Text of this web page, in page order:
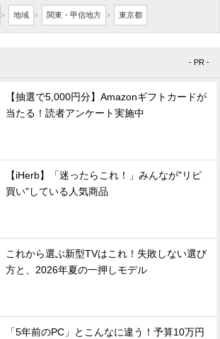
> 地域 > 関東・甲信地方 > 東京都
- PR -
【抽選で5,000円分】Amazonギフトカードが
当たる！読者アンケート実施中
【iHerb】「迷ったらこれ！」みんなが"リピ
買い"している人気商品
これから選ぶ新型TVはこれ！失敗しない選び
方と、2026年夏の一押しモデル
「5年前のPC」とこんなに違う！予算10万円